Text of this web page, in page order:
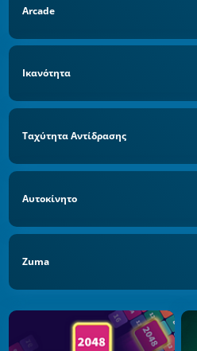
Arcade
Ικανότητα
Ταχύτητα Αντίδρασης
Αυτοκίνητο
Zuma